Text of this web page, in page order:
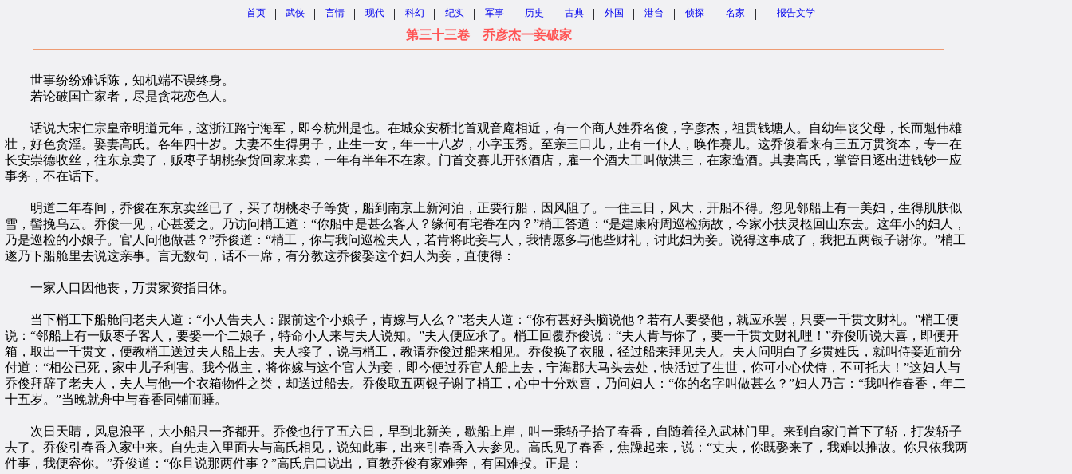
首页 | 武侠 | 言情 | 现代 | 科幻 | 纪实 | 军事 | 历史 | 古典 | 外国 | 港台 | 侦探 | 名家 | 报告文学
第三十三卷 乔彦杰一妾破家
世事纷纷难诉陈，知机端不误终身。
若论破国亡家者，尽是贪花恋色人。
话说大宋仁宗皇帝明道元年，这浙江路宁海军，即今杭州是也。在城众安桥北首观音庵相近，有一个商人姓乔名俊，字彦杰，祖贯钱塘人。自幼年丧父母，长而魁伟雄
壮，好色贪淫。娶妻高氏。各年四十岁。夫妻不生得男子，止生一女，年一十八岁，小字玉秀。至亲三口儿，止有一仆人，唤作赛儿。这乔俊看来有三五万贯资本，专一在
长安崇德收丝，往东京卖了，贩枣子胡桃杂货回家来卖，一年有半年不在家。门首交赛儿开张酒店，雇一个酒大工叫做洪三，在家造酒。其妻高氏，掌管日逐出进钱钞一应
事务，不在话下。
明道二年春间，乔俊在东京卖丝已了，买了胡桃枣子等货，船到南京上新河泊，正要行船，因风阻了。一住三日，风大，开船不得。忽见邻船上有一美妇，生得肌肤似
雪，髻挽乌云。乔俊一见，心甚爱之。乃访问梢工道：“你船中是甚么客人？缘何有宅眷在内？”梢工答道：“是建康府周巡检病故，今家小扶灵柩回山东去。这年小的妇人，
乃是巡检的小娘子。官人问他做甚？”乔俊道：“梢工，你与我问巡检夫人，若肯将此妾与人，我情愿多与他些财礼，讨此妇为妾。说得这事成了，我把五两银子谢你。”梢工
遂乃下船舱里去说这亲事。言无数句，话不一席，有分教这乔俊娶这个妇人为妾，直使得：
一家人口因他丧，万贯家资指日休。
当下梢工下船舱问老夫人道：“小人告夫人：跟前这个小娘子，肯嫁与人么？”老夫人道：“你有甚好头脑说他？若有人要娶他，就应承罢，只要一千贯文财礼。”梢工便
说：“邻船上有一贩枣子客人，要娶一个二娘子，特命小人来与夫人说知。”夫人便应承了。梢工回覆乔俊说：“夫人肯与你了，要一千贯文财礼哩！”乔俊听说大喜，即便开
箱，取出一千贯文，便教梢工送过夫人船上去。夫人接了，说与梢工，教请乔俊过船来相见。乔俊换了衣服，径过船来拜见夫人。夫人问明白了乡贯姓氏，就叫侍妾近前分
付道：“相公已死，家中儿子利害。我今做主，将你嫁与这个官人为妾，即今便过乔官人船上去，宁海郡大马头去处，快活过了生世，你可小心伏侍，不可托大！”这妇人与
乔俊拜辞了老夫人，夫人与他一个衣箱物件之类，却送过船去。乔俊取五两银子谢了梢工，心中十分欢喜，乃问妇人：“你的名字叫做甚么？”妇人乃言：“我叫作春香，年二
十五岁。”当晚就舟中与春香同铺而睡。
次日天睛，风息浪平，大小船只一齐都开。乔俊也行了五六日，早到北新关，歇船上岸，叫一乘轿子抬了春香，自随着径入武林门里。来到自家门首下了轿，打发轿子
去了。乔俊引春香入家中来。自先走入里面去与高氏相见，说知此事，出来引春香入去参见。高氏见了春香，焦躁起来，说：“丈夫，你既娶来了，我难以推故。你只依我两
件事，我便容你。”乔俊道：“你且说那两件事？”高氏启口说出，直教乔俊有家难奔，有国难投。正是：